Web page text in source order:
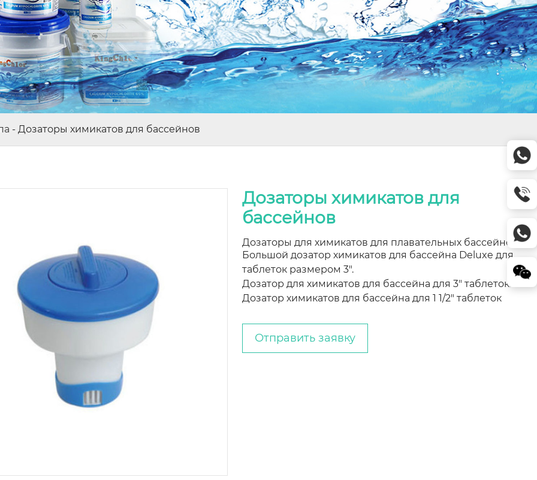
- Дозаторы химикатов для бассейнов
Дозаторы химикатов для
бассейнов
Дозаторы для химикатов для плавательных бассейнов
Большой дозатор химикатов для бассейна Deluxe для
таблеток размером 3″.
Дозатор для химикатов для бассейна для 3″ таблеток.
Дозатор химикатов для бассейна для 1 1/2″ таблеток
Отправить заявку